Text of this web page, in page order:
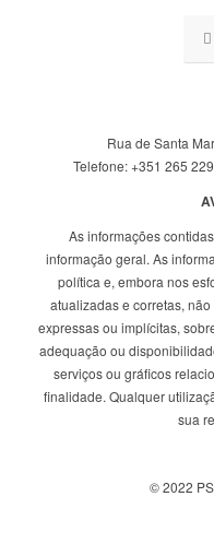
Rua de Santa
Telefone: +351 265
As informações
informação geral. As
política e, embora nos
atualizadas e corretas,
expressas ou implícitas,
adequação ou
serviços ou gráficos
finalidade. Qualquer
sua
© 2022